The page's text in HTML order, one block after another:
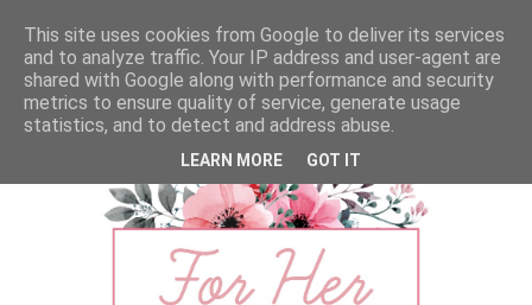
This site uses cookies from Google to deliver its services
and to analyze traffic. Your IP address and user-agent are
shared with Google along with performance and security
metrics to ensure quality of service, generate usage
statistics, and to detect and address abuse.
LEARN MORE GOT IT